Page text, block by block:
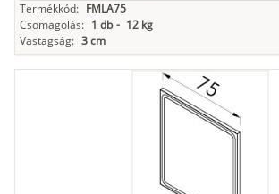
Termékkód: FMLA75
Csomagolás: 1 db - 12 kg
Vastagság: 3 cm